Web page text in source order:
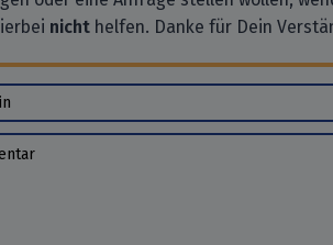
nicht helfen. Danke für Dein